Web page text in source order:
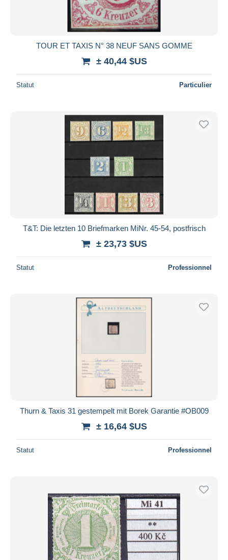
TOUR ET TAXIS N° 38 NEUF SANS GOMME
± 40,44 $US
Statut Particulier
T&T: Die letzten 10 Briefmarken MiNr. 45-54, postfrisch
± 23,73 $US
Statut Professionnel
Thurn & Taxis 31 gestempelt mit Borek Garantie #OB009
± 16,64 $US
Statut Professionnel